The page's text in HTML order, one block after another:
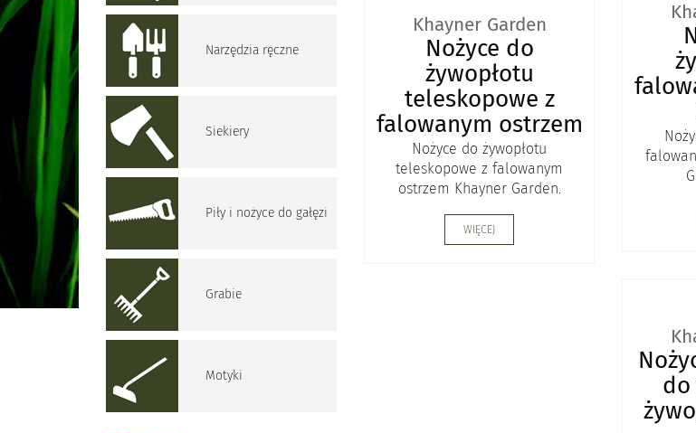
Narzędzia ręczne
Siekiery
Piły i nożyce do gałęzi
Grabie
Motyki
Khayner Garden
Nożyce do
żywopłotu
teleskopowe z
falowanym ostrzem
Nożyce do żywopłotu
teleskopowe z falowanym
ostrzem Khayner Garden.
WIĘCEJ
do